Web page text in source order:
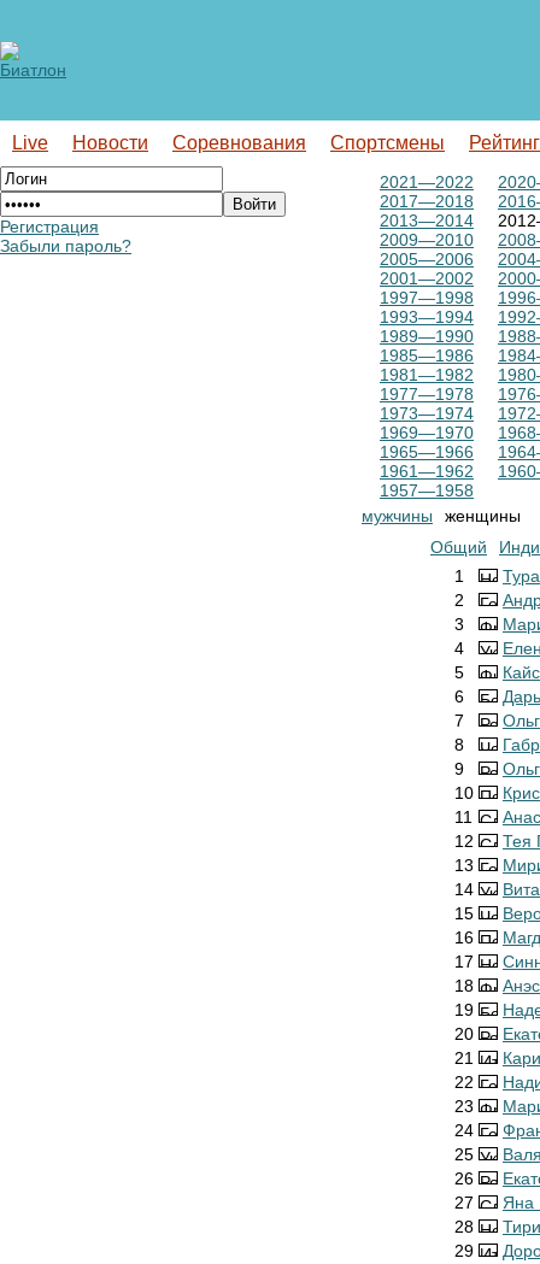
Live Новости Соревнования Спортсмены
Регистрация
Забыли пароль?
2021—2022
2017—2018
2013—2014
2009—2010
2005—2006
2001—2002
1997—1998
1993—1994
1989—1990
1985—1986
1981—1982
1977—1978
1973—1974
1969—1970
1965—1966
1961—1962
1957—1958
мужчины
женщины
Общий
1
2
3
4
5
6
7
8
9
10
11
12
Тея
13
14
15
16
17
18
19
20
21
22
23
24
25
26
27
Яна
28
29